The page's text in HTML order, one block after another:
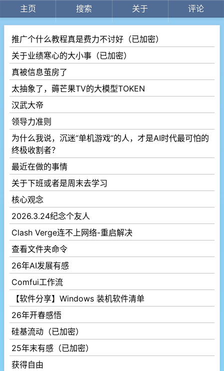
主页 搜索 关于 评论
推广个什么教程真是费力不讨好（已加密）
关于业绩寒心的大小事（已加密）
真被信息茧房了
太抽象了，薅芒果TV的大模型TOKEN
汉武大帝
领导力准则
为什么我说，沉迷“单机游戏”的人，才是AI时代最可怕的
终极收割者？
最近在做的事情
关于下班或者是周末去学习
核心观念
2026.3.24纪念个友人
Clash Verge连不上网络-重启解决
查看文件夹命令
26年AI发展有感
Comfui工作流
【软件分享】Windows 装机软件清单
26年开春感悟
硅基流动（已加密）
25年末有感（已加密）
获得自由